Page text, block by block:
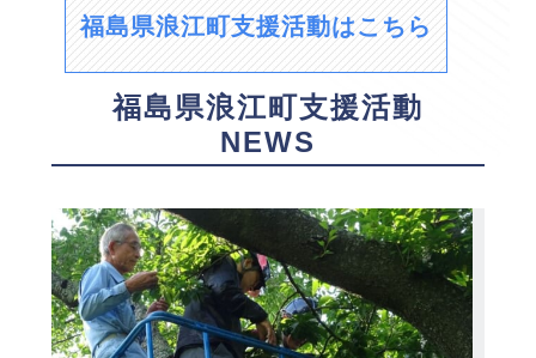
福島県浪江町支援活動はこちら
福島県浪江町支援活動
NEWS